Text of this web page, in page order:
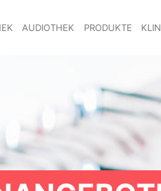
AUDIOTHEK PRODUKTE